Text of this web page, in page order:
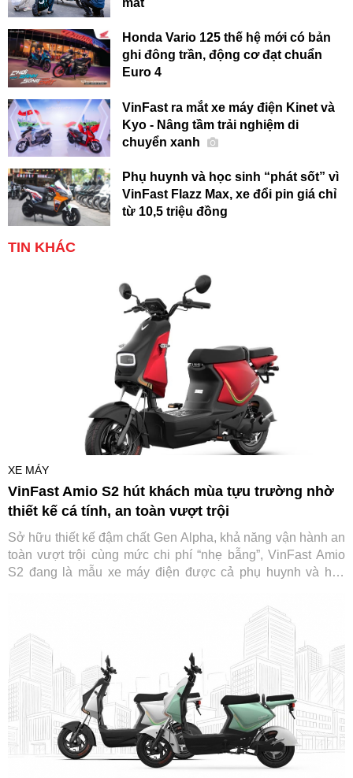
mắt
Honda Vario 125 thế hệ mới có bản
ghi đông trần, động cơ đạt chuẩn
Euro 4
VinFast ra mắt xe máy điện Kinet và
Kyo - Nâng tầm trải nghiệm di
chuyển xanh
Phụ huynh và học sinh “phát sốt” vì
VinFast Flazz Max, xe đổi pin giá chỉ
từ 10,5 triệu đồng
TIN KHÁC
XE MÁY
VinFast Amio S2 hút khách mùa tựu trường nhờ
thiết kế cá tính, an toàn vượt trội
Sở hữu thiết kế đậm chất Gen Alpha, khả năng vận hành an
toàn vượt trội cùng mức chi phí “nhẹ bẫng”, VinFast Amio
S2 đang là mẫu xe máy điện được cả phụ huynh và học